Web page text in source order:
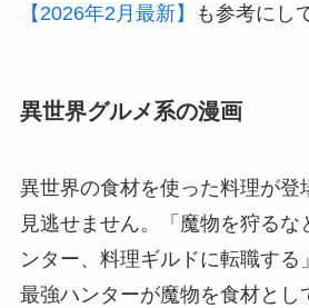
【2026年2月最新】
も参考にし
異世界グルメ系の漫画
異世界の食材を使った料理が登
見逃せません。「魔物を狩るな
ンター、料理ギルドに転職する
最強ハンターが魔物を食材とし